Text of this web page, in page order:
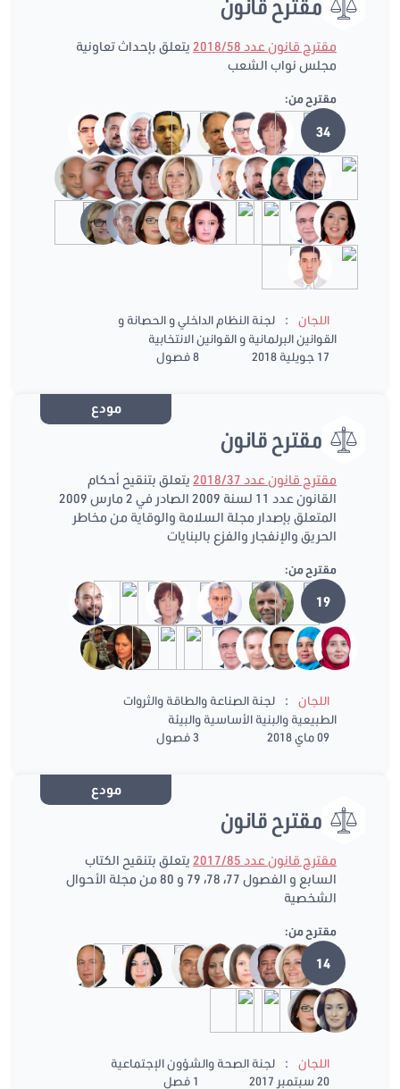
مقترح قانون
مقترح قانون عدد 2018/58
يتعلق بإحداث تعاونية
مجلس نواب الشعب
مقترح من:
34
اللجان :
لجنة النظام الداخلي و الحصانة و
القوانين البرلمانية و القوانين الانتخابية
17 جويلية 2018
8 فصول
مودع
مقترح قانون
مقترح قانون عدد 2018/37
يتعلق بتنقيح أحكام
القانون عدد 11 لسنة 2009 الصادر في 2 مارس 2009
المتعلق بإصدار مجلة السلامة والوقاية من مخاطر
الحريق والإنفجار والفزع بالبنايات
مقترح من:
19
اللجان :
لجنة الصناعة والطاقة والثروات
الطبيعية والبنية الأساسية والبيئة
09 ماي 2018
3 فصول
مودع
مقترح قانون
مقترح قانون عدد 2017/85
يتعلق بتنقيح الكتاب
السابع و الفصول 77، 78، 79 و 80 من مجلة الأحوال
الشخصية
مقترح من:
14
اللجان :
لجنة الصحة والشؤون الإجتماعية
20 سبتمبر 2017
1 فصل